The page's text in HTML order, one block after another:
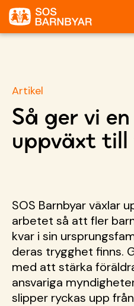
Artikel
Så ger vi
uppväxt
SOS Barnbyar växlar
arbetet så att fler
kvar i sin
deras trygghet finns.
med att stärka
ansvariga
slipper ryckas upp